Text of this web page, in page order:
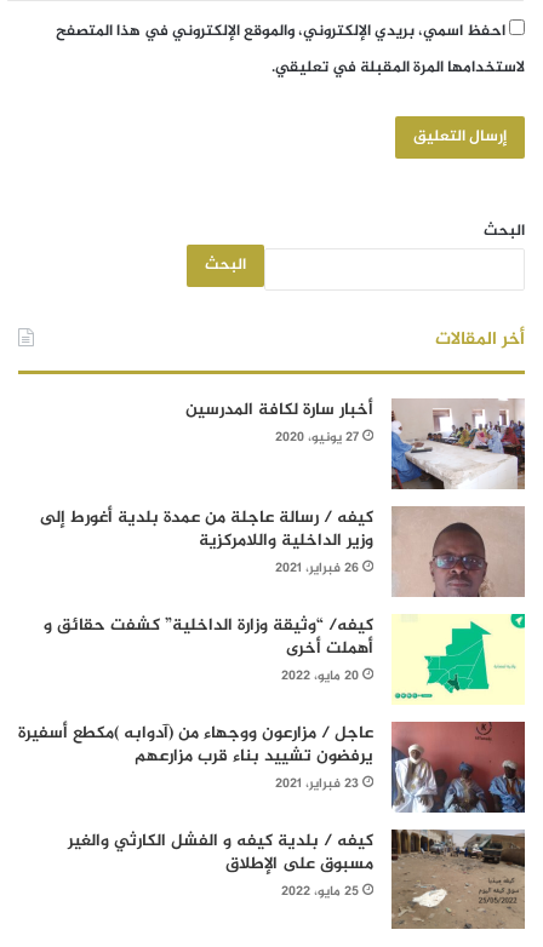
احفظ اسمي، بريدي الإلكتروني، والموقع الإلكتروني في هذا المتصفح
لاستخدامها المرة المقبلة في تعليقي.
البحث
البحث
أخر المقالات
أخبار سارة لكافة المدرسين
27 يونيو، 2020
كيفه / رسالة عاجلة من عمدة بلدية أغورط إلى
وزير الداخلية واللامركزية
26 فبراير، 2021
كيفه/ “وثيقة وزارة الداخلية” كشفت حقائق و
أهملت أخرى
20 مايو، 2022
عاجل / مزارعون ووجهاء من (آدوابه )مكطع أسفيرة
يرفضون تشييد بناء قرب مزارعهم
23 فبراير، 2021
كيفه / بلدية كيفه و الفشل الكارثي والغير
مسبوق على الإطلاق
25 مايو، 2022